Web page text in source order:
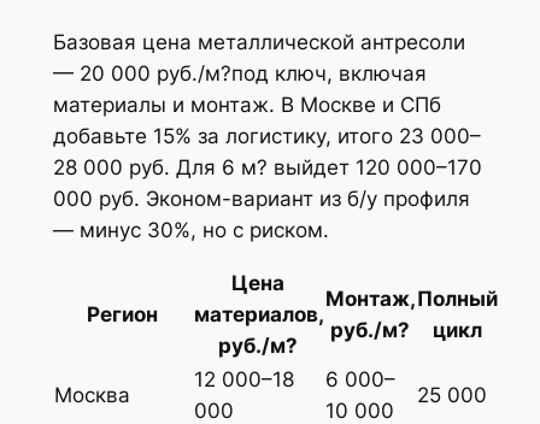
Базовая цена металлической антресоли
— 20 000 руб./м?под ключ, включая
материалы и монтаж. В Москве и СПб
добавьте 15% за логистику, итого 23 000–
28 000 руб. Для 6 м? выйдет 120 000–170
000 руб. Эконом-вариант из б/у профиля
— минус 30%, но с риском.
Регион
Цена
материалов,
руб./м?
Монтаж,
руб./м?
Полный
цикл
Москва
12 000–18
000
6 000–
10 000
25 000